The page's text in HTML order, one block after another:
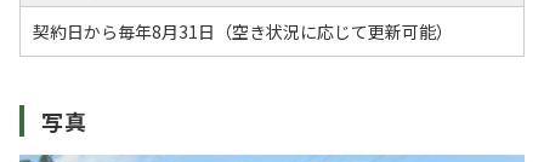
契約日から毎年8月31日（空き状況に応じて更新可能）
写真